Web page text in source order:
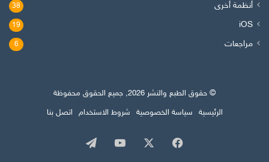
أنظمة أخرى 38
iOS
19
مراجعات 6
© حقوق الطبع والنشر 2026, جميع الحقوق محفوظة
الرئيسية
سياسة الخصوصية شروط الاستخدام اتصل بنا
فيسبوك ‫YouTube